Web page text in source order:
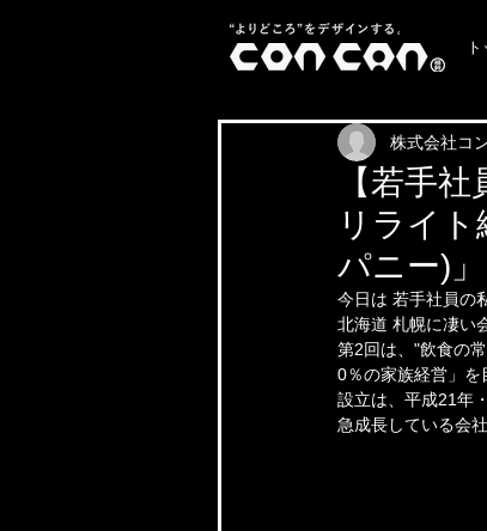
【若手
リライ
パニー)」
株式会社コ
今日は 若手社員の
北海道 札幌に凄い
第2回は、"飲食の
0％の家族経営」を
設立は、平成21年
急成長している会社